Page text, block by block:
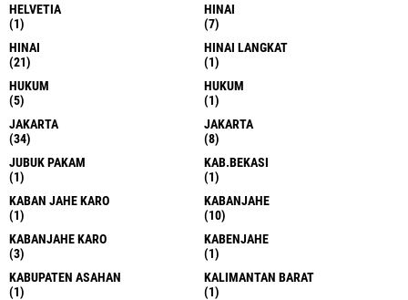
HELVETIA
(1)
HINAI
(7)
HINAI
(21)
HINAI LANGKAT
(1)
HUKUM
(5)
HUKUM
(1)
JAKARTA
(34)
JAKARTA
(8)
JUBUK PAKAM
(1)
KAB.BEKASI
(1)
KABAN JAHE KARO
(1)
KABANJAHE
(10)
KABANJAHE KARO
(3)
KABENJAHE
(1)
KABUPATEN ASAHAN
(1)
KALIMANTAN BARAT
(1)